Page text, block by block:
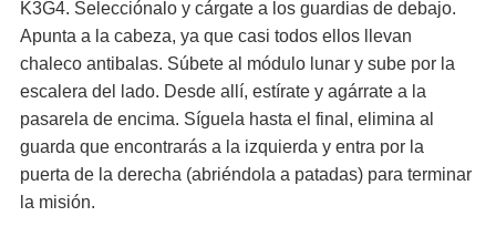
K3G4. Selecciónalo y cárgate a los guardias de debajo.
Apunta a la cabeza, ya que casi todos ellos llevan
chaleco antibalas. Súbete al módulo lunar y sube por la
escalera del lado. Desde allí, estírate y agárrate a la
pasarela de encima. Síguela hasta el final, elimina al
guarda que encontrarás a la izquierda y entra por la
puerta de la derecha (abriéndola a patadas) para terminar
la misión.